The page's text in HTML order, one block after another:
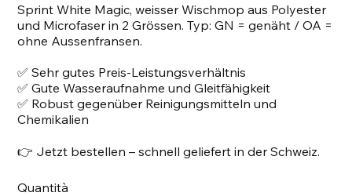
Sprint White Magic, weisser Wischmop aus Polyester
und Microfaser in 2 Grössen. Typ: GN = genäht / OA =
ohne Aussenfransen.
✅ Sehr gutes Preis-Leistungsverhältnis
✅ Gute Wasseraufnahme und Gleitfähigkeit
✅ Robust gegenüber Reinigungsmitteln und
Chemikalien
👉 Jetzt bestellen – schnell geliefert in der Schweiz.
Quantità